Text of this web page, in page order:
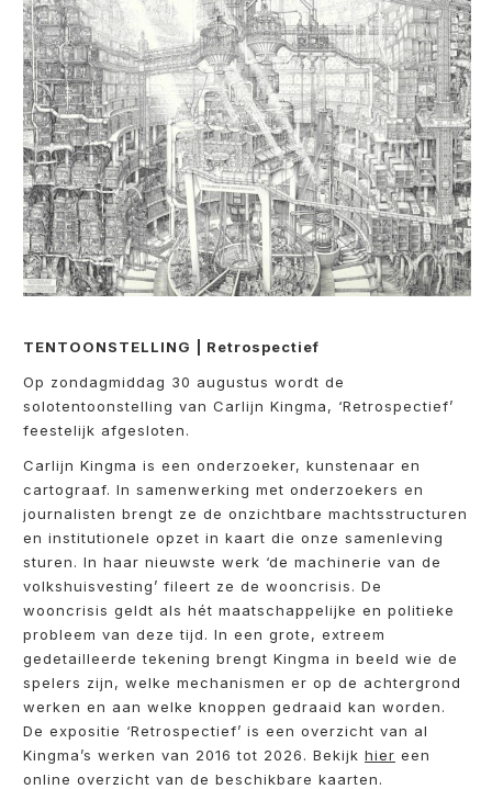
TENTOONSTELLING | Retrospectief
Op zondagmiddag 30 augustus wordt de
solotentoonstelling van Carlijn Kingma, ‘Retrospectief’
feestelijk afgesloten.
Carlijn Kingma is een onderzoeker, kunstenaar en
cartograaf. In samenwerking met onderzoekers en
journalisten brengt ze de onzichtbare machtsstructuren
en institutionele opzet in kaart die onze samenleving
sturen. In haar nieuwste werk ‘de machinerie van de
volkshuisvesting’ fileert ze de wooncrisis. De
wooncrisis geldt als hét maatschappelijke en politieke
probleem van deze tijd. In een grote, extreem
gedetailleerde tekening brengt Kingma in beeld wie de
spelers zijn, welke mechanismen er op de achtergrond
werken en aan welke knoppen gedraaid kan worden.
De expositie ‘Retrospectief’ is een overzicht van al
Kingma’s werken van 2016 tot 2026. Bekijk hier een
online overzicht van de beschikbare kaarten.